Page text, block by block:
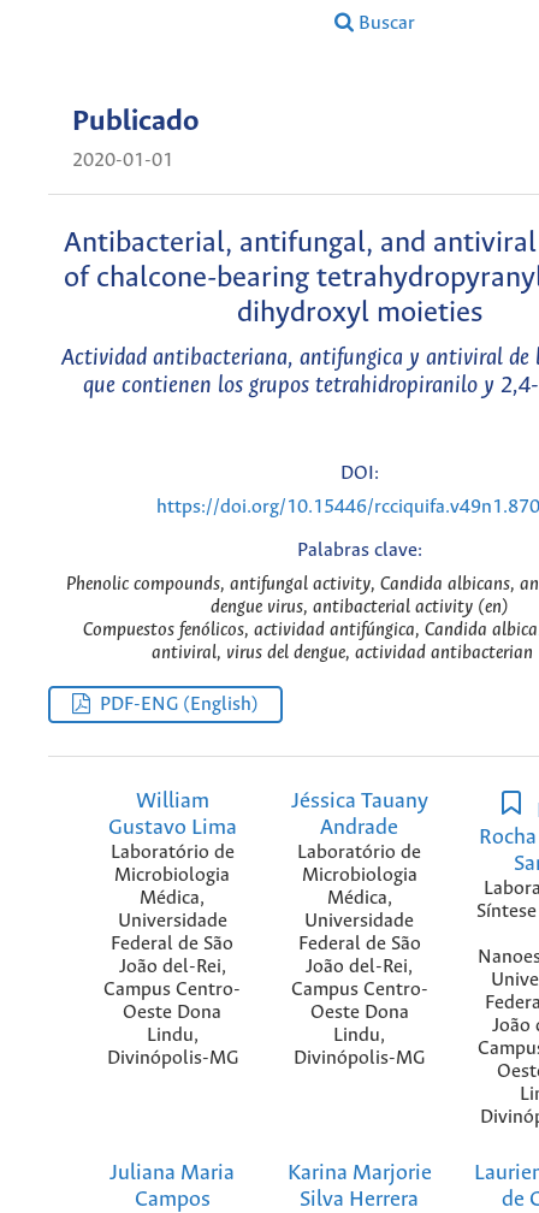
Buscar
Publicado
2020-01-01
Antibacterial, antifungal, and
of chalcone-bearing
dihydroxyl moieties
Actividad antibacteriana, antifungica y antiviral de
que contienen los grupos tetrahidropiranilo y
DOI:
https://doi.org/10.15446/
Palabras clave:
Phenolic compounds, antifungal activity, Candida albicans,
dengue virus, antibacterial activity (en)
Compuestos fenólicos, actividad antifúngica, Candida
antiviral, virus del dengue, actividad antibacterian
PDF-ENG (English)
William
Gustavo Lima
Laboratório de
Microbiologia
Médica,
Universidade
Federal de São
João del-Rei,
Campus Centro-
Oeste Dona
Lindu,
Divinópolis-MG
Jéssica Tauany
Andrade
Laboratório de
Microbiologia
Médica,
Universidade
Federal de São
João del-Rei,
Campus Centro-
Oeste Dona
Lindu,
Divinópolis-MG
João
Juliana Maria
Campos
Karina Marjorie
Silva Herrera
de